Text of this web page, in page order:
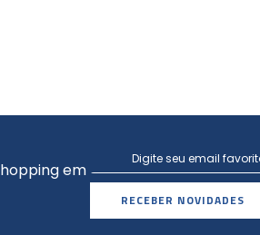
em
RECEBER NOVIDADES